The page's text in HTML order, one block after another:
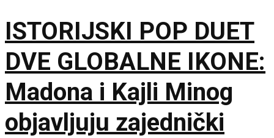
ISTORIJSKI POP DUET
DVE GLOBALNE IKONE:
Madona i Kajli Minog
objavljuju zajednički